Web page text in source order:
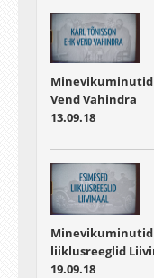
Minevikuminutid
Vend Vahindra
13.09.18
Minevikuminutid
liiklusreeglid
19.09.18